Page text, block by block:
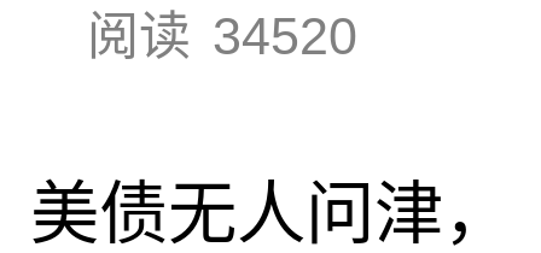
阅读 34520
债无人问津，